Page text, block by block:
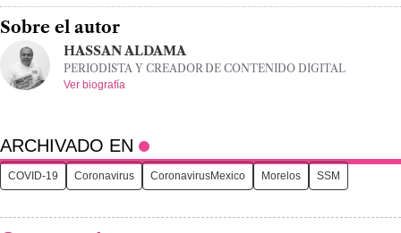
Sobre el autor
HASSAN ALDAMA
PERIODISTA Y CREADOR DE CONTENIDO DIGITAL
Ver biografía
ARCHIVADO EN
COVID-19 Coronavirus CoronavirusMexico Morelos SSM